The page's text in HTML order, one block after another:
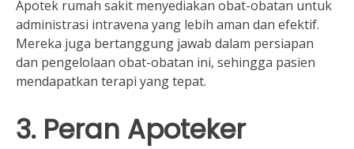
Apotek rumah sakit menyediakan obat-obatan untuk
administrasi intravena yang lebih aman dan efektif.
Mereka juga bertanggung jawab dalam persiapan
dan pengelolaan obat-obatan ini, sehingga pasien
mendapatkan terapi yang tepat.
3. Peran Apoteker